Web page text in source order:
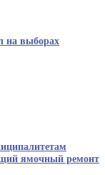
на выборах
ямочный ремонт